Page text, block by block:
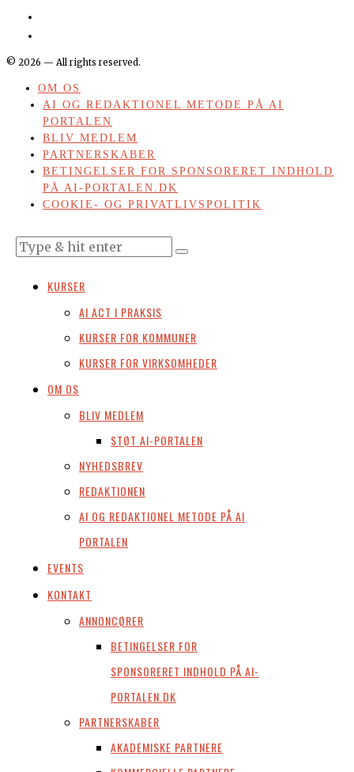
© 2026 — All rights reserved.
OM OS
AI OG REDAKTIONEL METODE PÅ AI
PORTALEN
BLIV MEDLEM
PARTNERSKABER
BETINGELSER FOR SPONSORERET INDHOLD
PÅ AI-PORTALEN.DK
COOKIE- OG PRIVATLIVSPOLITIK
KURSER
AI ACT I PRAKSIS
KURSER FOR KOMMUNER
KURSER FOR VIRKSOMHEDER
OM OS
BLIV MEDLEM
STØT AI-PORTALEN
NYHEDSBREV
REDAKTIONEN
AI OG REDAKTIONEL METODE PÅ AI
PORTALEN
EVENTS
KONTAKT
ANNONCØRER
BETINGELSER FOR
SPONSORERET INDHOLD PÅ AI-
PORTALEN.DK
PARTNERSKABER
AKADEMISKE PARTNERE